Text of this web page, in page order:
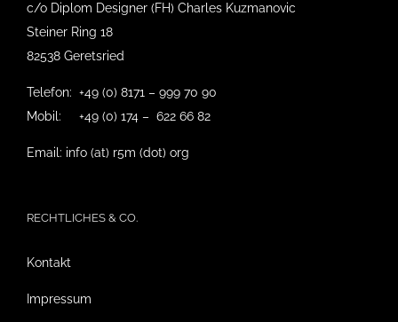
c/o Diplom Designer (FH) Charles Kuzmanovic
Steiner Ring 18
82538 Geretsried
Telefon: +49 (0) 8171 – 999 70 90
Mobil: +49 (0) 174 – 622 66 82
Email: info (at) r5m (dot) org
RECHTLICHES & CO.
Kontakt
Impressum